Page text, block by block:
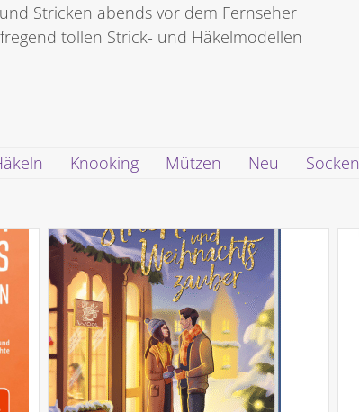
Stricken abends vor dem Fernseher
tollen Strick- und Häkelmodellen
Knooking Mützen Neu Socken